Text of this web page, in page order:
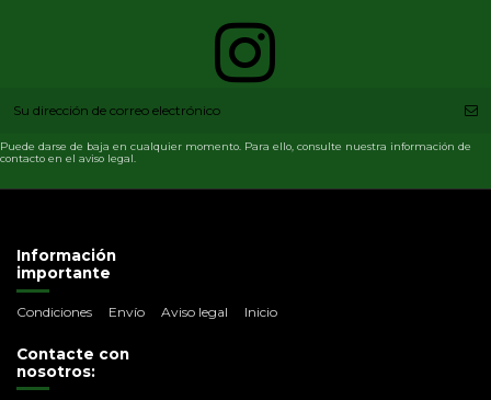
Puede darse de baja en cualquier momento. Para ello, consulte nuestra información de
contacto en el aviso legal.
Información
importante
Condiciones Envío Aviso legal Inicio
Contacte con
nosotros: